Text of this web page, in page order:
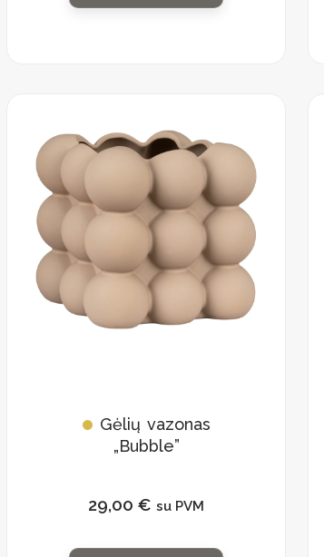
Gėlių vazonas
„Bubble”
29,00 € su PVM